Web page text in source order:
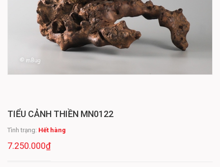
TIỂU CẢNH THIỀN MN0122
Tình trạng: Hết hàng
7.250.000₫